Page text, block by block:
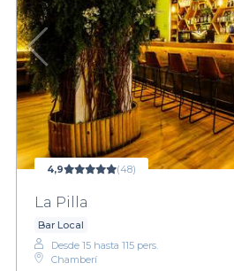
4,9 (48)
La Pilla
Bar Local
Desde 15 hasta 115 pers.
Chamberí